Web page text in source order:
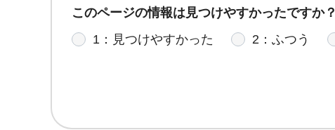
このページの情報は見つけやすかったですか？
1：見つけやすかった
2：ふつう